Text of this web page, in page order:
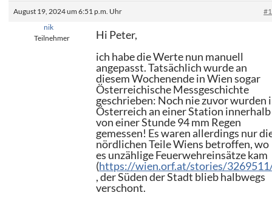
August 19, 2024 um 6:51 p.m. Uhr
nik
Teilnehmer
Hi Peter,
ich habe die Werte nun manuell
angepasst. Tatsächlich wurde an
diesem Wochenende in Wien sogar
Österreichische Messgeschichte
geschrieben: Noch nie zuvor wurden
Österreich an einer Station innerhalb
von einer Stunde 94 mm Regen
gemessen! Es waren allerdings nur
nördlichen Teile Wiens betroffen, wo
es unzählige Feuerwehreinsätze kam
(https://wien.orf.at/stories/
, der Süden der Stadt blieb halbwegs
verschont.